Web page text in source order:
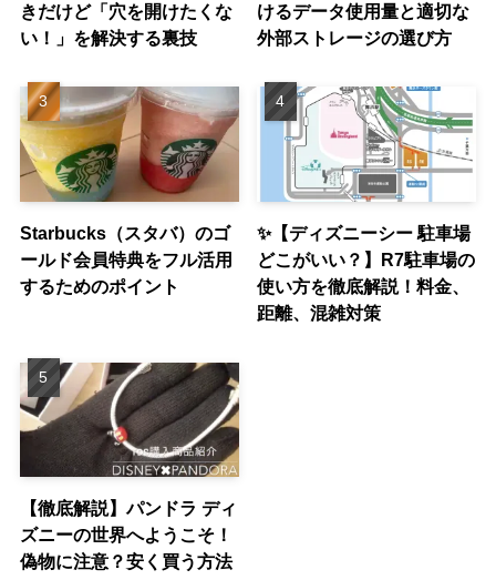
きだけど「穴を開けたくな
い！」を解決する裏技
けるデータ使用量と適切な
外部ストレージの選び方
Starbucks（スタバ）のゴ
ールド会員特典をフル活用
するためのポイント
✨【ディズニーシー 駐車場
どこがいい？】R7駐車場の
使い方を徹底解説！料金、
距離、混雑対策
【徹底解説】パンドラ ディ
ズニーの世界へようこそ！
偽物に注意？安く買う方法